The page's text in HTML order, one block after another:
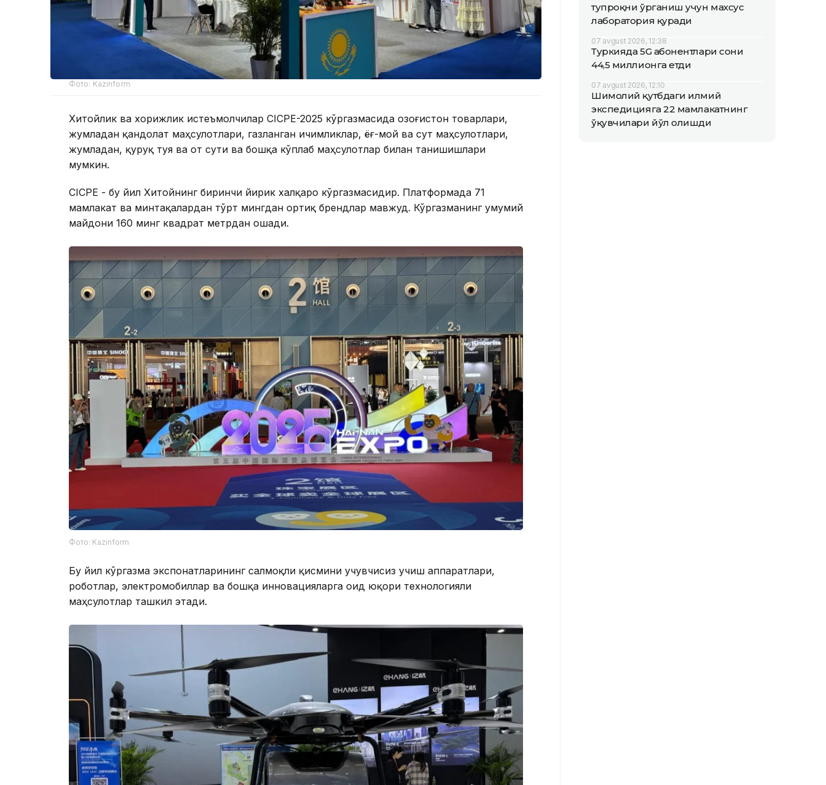
Фото: Kazinform
Хитойлик ва хорижлик истеъмолчилар СICPE-2025 кўргазмасида Қозоғистон товарлари,
жумладан қандолат маҳсулотлари, газланган ичимликлар, ёғ-мой ва сут маҳсулотлари,
жумладан, қуруқ туя ва от сути ва бошқа кўплаб маҳсулотлар билан танишишлари
мумкин.
СICPE - бу йил Хитойнинг биринчи йирик халқаро кўргазмасидир. Платформада 71
мамлакат ва минтақалардан тўрт мингдан ортиқ брендлар мавжуд. Кўргазманинг умумий
майдони 160 минг квадрат метрдан ошади.
Фото: Kazinform
Бу йил кўргазма экспонатларининг салмоқли қисмини учувчисиз учиш аппаратлари,
роботлар, электромобиллар ва бошқа инновацияларга оид юқори технологияли
маҳсулотлар ташкил этади.
тупроқни ўрганиш учун махсус
лаборатория қуради
07 avgust 2026, 12:38
Туркияда 5G абонентлари сони
44,5 миллионга етди
07 avgust 2026, 12:10
Шимолий қутбдаги илмий
экспедицияга 22 мамлакатнинг
ўқувчилари йўл олишди